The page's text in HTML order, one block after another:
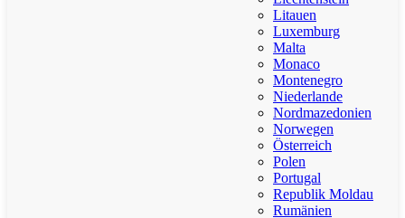
Litauen
Luxemburg
Malta
Monaco
Montenegro
Niederlande
Nordmazedonien
Norwegen
Österreich
Polen
Portugal
Republik Moldau
Rumänien